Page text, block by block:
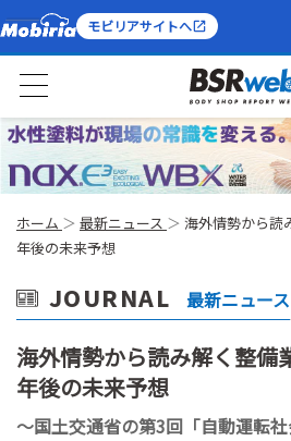
モビリアサイトへ
ホーム 最新ニュース
海外情勢から読
年後の未来予想
JOURNAL 最新ニュース
海外情勢から読み解く整備
年後の未来予想
～国土交通省の第3回「自動運転